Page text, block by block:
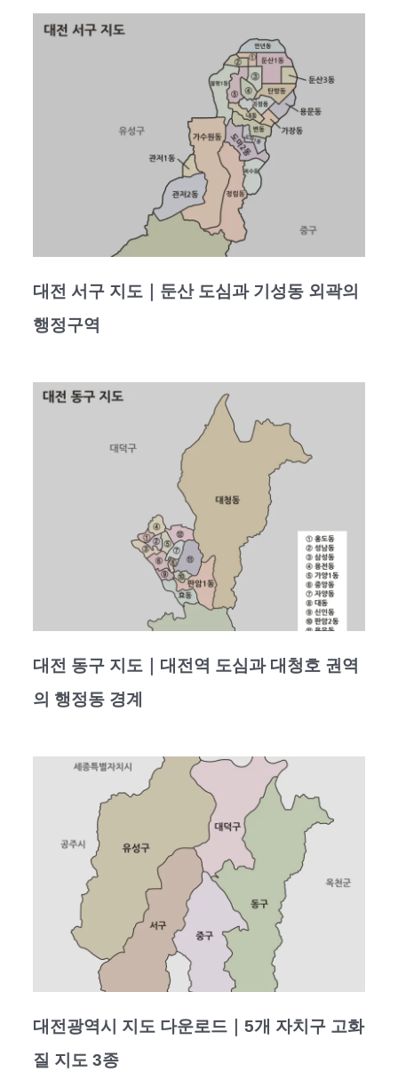
대전 서구 지도｜둔산 도심과 기성동 외곽의
행정구역
대전 동구 지도｜대전역 도심과 대청호 권역
의 행정동 경계
대전광역시 지도 다운로드｜5개 자치구 고화
질 지도 3종